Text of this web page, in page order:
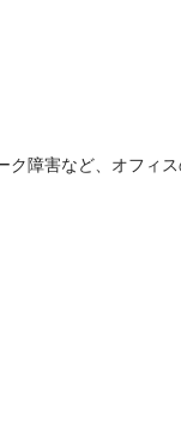
障害など、オフィ